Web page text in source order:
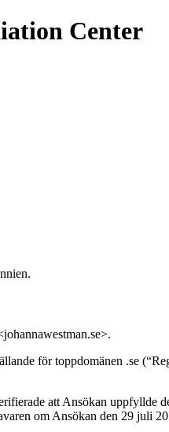
Center
för toppdomänen .se
att Ansökan uppfyllde
om Ansökan den 29 juli